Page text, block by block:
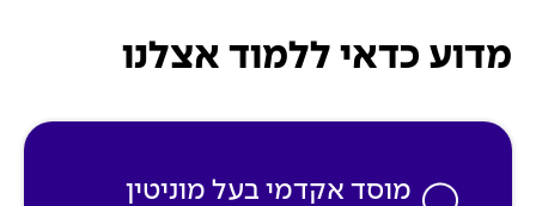
מדוע כדאי ללמוד אצלנו
מוסד אקדמי בעל מוניטין